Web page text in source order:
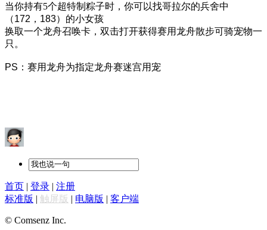
当你持有5个超特制粽子时，你可以找哥拉尔的兵舍中
（172，183）的小女孩
换取一个龙舟召唤卡，双击打开获得赛用龙舟散步可骑宠物一
只。
PS：赛用龙舟为指定龙舟赛迷宫用宠
首页 | 登录 | 注册
标准版 | 触屏版 | 电脑版 | 客户端
© Comsenz Inc.